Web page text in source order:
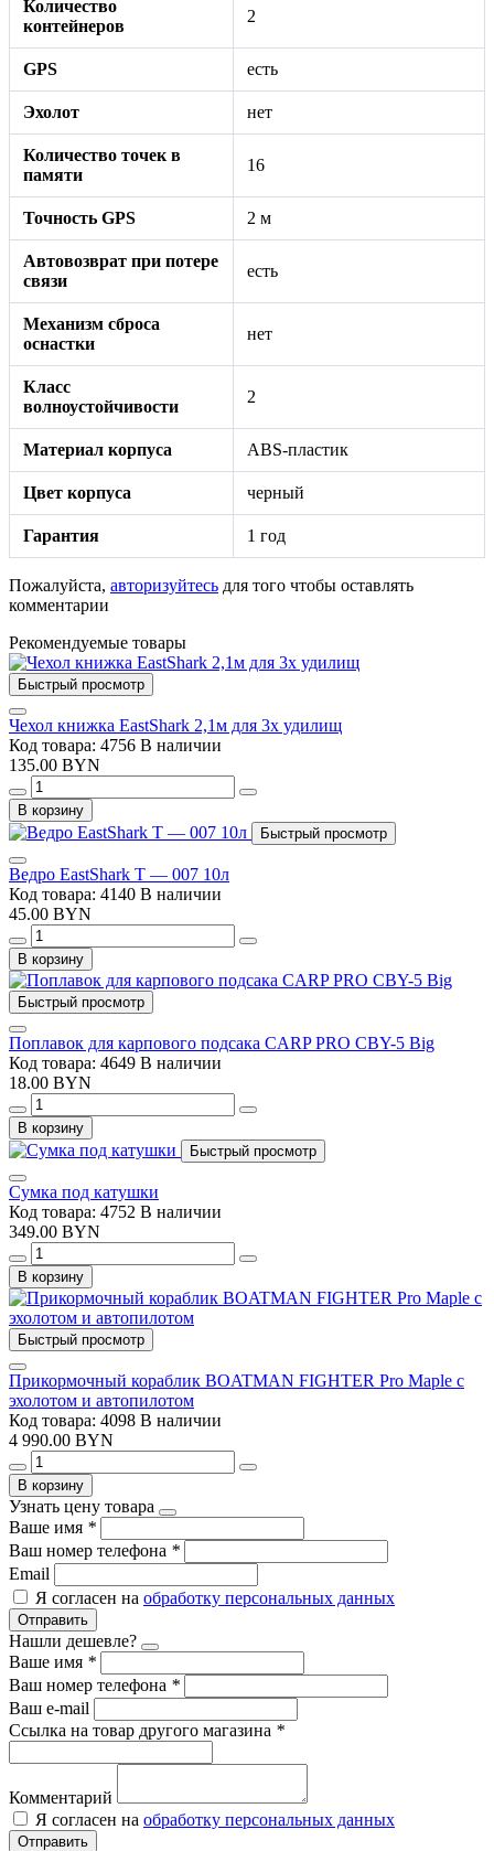
Количество
контейнеров
2
GPS есть
Эхолот нет
Количество точек в
памяти
16
Точность GPS 2 м
Автовозврат при потере
связи
есть
Механизм сброса
оснастки
нет
Класс
волноустойчивости
2
Материал корпуса ABS-пластик
Цвет корпуса черный
Гарантия 1 год
Пожалуйста, авторизуйтесь для того чтобы оставлять
комментарии
Рекомендуемые товары
Быстрый просмотр
Чехол книжка EastShark 2,1м для 3х удилищ
Код товара: 4756 В наличии
135.00 BYN
В корзину
Быстрый просмотр
Ведро EastShark Т — 007 10л
Код товара: 4140 В наличии
45.00 BYN
В корзину
Быстрый просмотр
Поплавок для карпового подсака CARP PRO CBY-5 Big
Код товара: 4649 В наличии
18.00 BYN
В корзину
Быстрый просмотр
Сумка под катушки
Код товара: 4752 В наличии
349.00 BYN
В корзину
Быстрый просмотр
Прикормочный кораблик BOATMAN FIGHTER Pro Maple с
эхолотом и автопилотом
Код товара: 4098 В наличии
4 990.00 BYN
В корзину
Узнать цену товара
Ваше имя *
Ваш номер телефона *
Email
Я согласен на обработку персональных данных
Отправить
Нашли дешевле?
Ваше имя *
Ваш номер телефона *
Ваш e-mail
Ссылка на товар другого магазина *
Комментарий
Я согласен на обработку персональных данных
Отправить